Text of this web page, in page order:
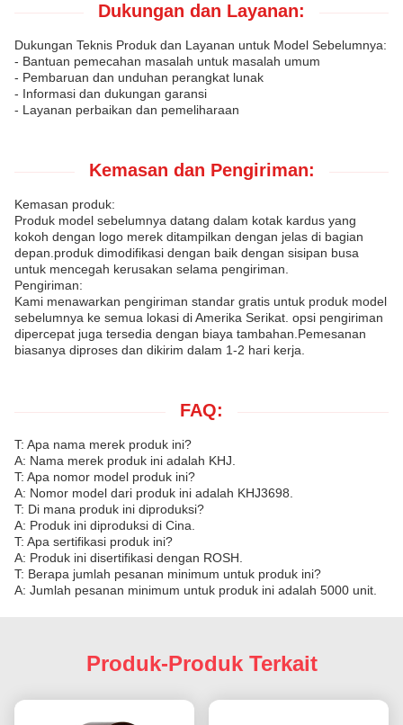
Dukungan dan Layanan:
Dukungan Teknis Produk dan Layanan untuk Model Sebelumnya:
- Bantuan pemecahan masalah untuk masalah umum
- Pembaruan dan unduhan perangkat lunak
- Informasi dan dukungan garansi
- Layanan perbaikan dan pemeliharaan
Kemasan dan Pengiriman:
Kemasan produk:
Produk model sebelumnya datang dalam kotak kardus yang
kokoh dengan logo merek ditampilkan dengan jelas di bagian
depan.produk dimodifikasi dengan baik dengan sisipan busa
untuk mencegah kerusakan selama pengiriman.
Pengiriman:
Kami menawarkan pengiriman standar gratis untuk produk model
sebelumnya ke semua lokasi di Amerika Serikat. opsi pengiriman
dipercepat juga tersedia dengan biaya tambahan.Pemesanan
biasanya diproses dan dikirim dalam 1-2 hari kerja.
FAQ:
T: Apa nama merek produk ini?
A: Nama merek produk ini adalah KHJ.
T: Apa nomor model produk ini?
A: Nomor model dari produk ini adalah KHJ3698.
T: Di mana produk ini diproduksi?
A: Produk ini diproduksi di Cina.
T: Apa sertifikasi produk ini?
A: Produk ini disertifikasi dengan ROSH.
T: Berapa jumlah pesanan minimum untuk produk ini?
A: Jumlah pesanan minimum untuk produk ini adalah 5000 unit.
Produk-Produk Terkait